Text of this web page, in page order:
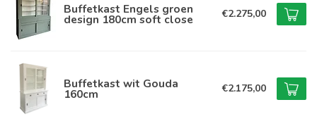
Buffetkast Engels groen
design 180cm soft close €2.275,00
Buffetkast wit Gouda
160cm €2.175,00